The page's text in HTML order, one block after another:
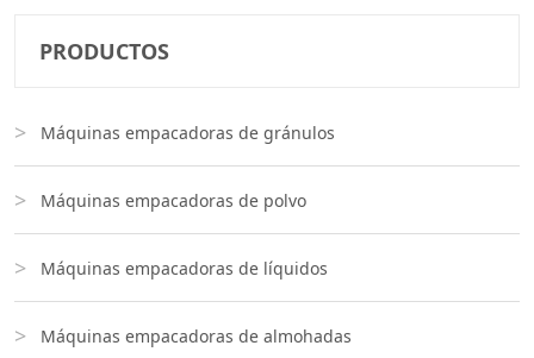
PRODUCTOS
Máquinas empacadoras de gránulos
Máquinas empacadoras de polvo
Máquinas empacadoras de líquidos
Máquinas empacadoras de almohadas